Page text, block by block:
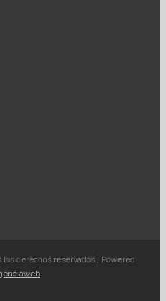
los derechos reservados | Powered